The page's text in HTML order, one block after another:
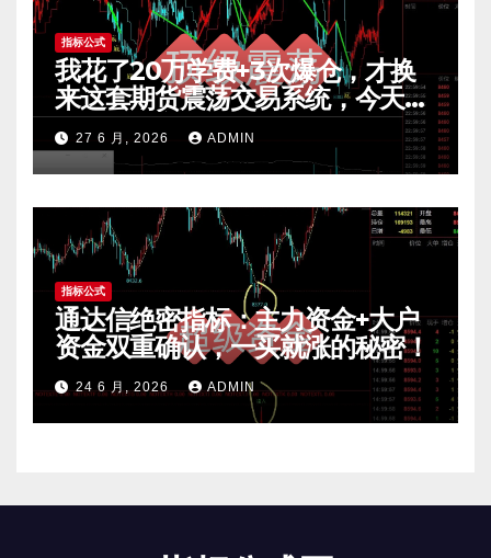
指标公式
我花了20万学费+3次爆仓，才换
来这套期货震荡交易系统，今天免
费公开核心逻辑
27 6 月, 2026 ADMIN
指标公式
通达信绝密指标：主力资金+大户
资金双重确认，一买就涨的秘密！
24 6 月, 2026 ADMIN